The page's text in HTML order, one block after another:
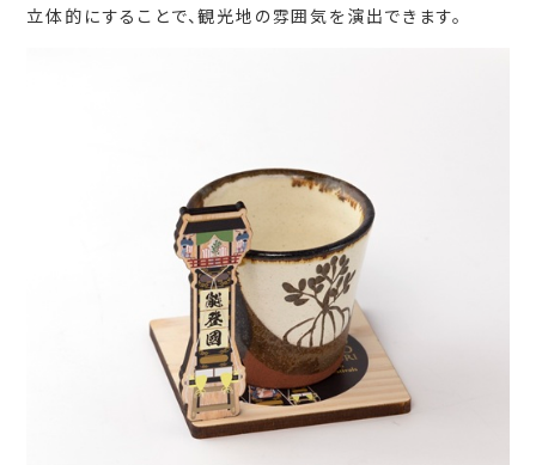
立体的にすることで、観光地の雰囲気を演出できます。